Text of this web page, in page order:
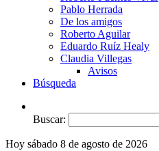
Pablo Herrada
De los amigos
Roberto Aguilar
Eduardo Ruíz Healy
Claudia Villegas
Avisos
Búsqueda
Buscar:
Hoy sábado 8 de agosto de 2026